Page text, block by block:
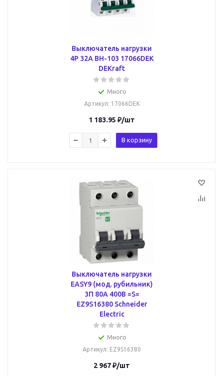
Выключатель нагрузки
4Р 32А ВН-103 17066DEK
DEKraft
Много
Артикул: 17066DEK
1 183.95 ₽/шт
В корзину
Выключатель нагрузки
EASY9 (мод. рубильник)
3П 80А 400В =S=
EZ9S16380 Schneider
Electric
Много
Артикул: EZ9S16380
2 967₽/шт